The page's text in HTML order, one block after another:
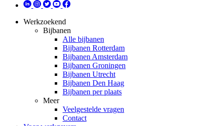
Werkzoekend
Bijbanen
Alle bijbanen
Bijbanen Rotterdam
Bijbanen Amsterdam
Bijbanen Groningen
Bijbanen Utrecht
Bijbanen Den Haag
Bijbanen per plaats
Meer
Veelgestelde vragen
Contact